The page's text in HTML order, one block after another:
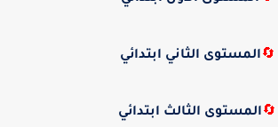
🔄المستوى الثاني ابتدائي
🔄المستوى الثالث ابتدائي